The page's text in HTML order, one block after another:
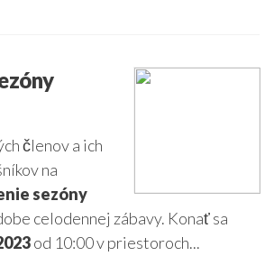
členov a ich
na
sezóny
celodennej zábavy. Konať sa
od 10:00 v priestoroch...